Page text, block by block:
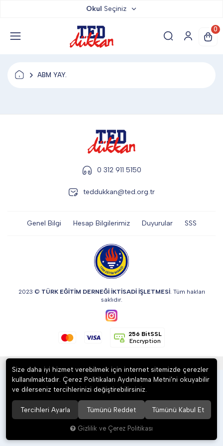
TED YAYINLARI
BLOKNOT & DEFTER
KALEM & KALEM SETİ
TERMOS & FİNCAN
Okul Seçiniz
0
ABM YAY.
0 312 911 5150
teddukkan@ted.org.tr
Genel Bilgi Hesap Bilgilerimiz Duyurular SSS
2023 © TÜRK EĞİTİM DERNEĞİ İKTİSADİ İŞLETMESİ. Tüm hakları
saklıdır.
256 BitSSL
Encryption
Size daha iyi hizmet verebilmek için internet sitemizde çerezler
kullanılmaktadır. Çerez Politikaları Aydınlatma Metni’ni okuyabilir
ve dilerseniz tercihlerinizi değiştirebilirsiniz.
Tercihleri Ayarla Tümünü Reddet Tümünü Kabul Et
Gizlilik ve Çerez Politikası